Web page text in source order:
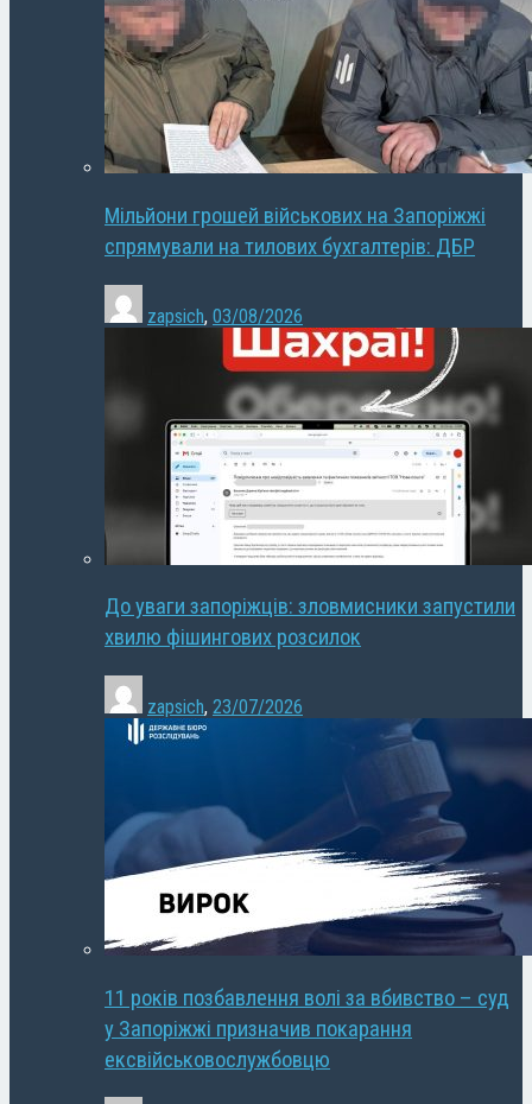
Мільйони грошей військових на Запоріжжі
спрямували на тилових бухгалтерів: ДБР
zapsich, 03/08/2026
До уваги запоріжців: зловмисники запустили
хвилю фішингових розсилок
zapsich, 23/07/2026
11 років позбавлення волі за вбивство – суд
у Запоріжжі призначив покарання
ексвійськовослужбовцю